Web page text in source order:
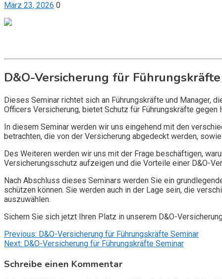
März 23, 2026 0
D&O-Versicherung für
Dieses Seminar richtet sich an Führungskräfte und Manager,
Officers Versicherung, bietet Schutz für Führungskräfte
In diesem Seminar werden wir uns eingehend mit den
betrachten, die von der Versicherung abgedeckt werden,
Des Weiteren werden wir uns mit der Frage beschäftigen,
Versicherungsschutz aufzeigen und die Vorteile einer D&O-
Nach Abschluss dieses Seminars werden Sie ein
schützen können. Sie werden auch in der Lage sein, die
auszuwählen.
Sichern Sie sich jetzt Ihren Platz in unserem D&O-
Beitragsnavigation
Previous: D&O-Versicherung für Führungskräfte Seminar
Next: D&O-Versicherung für Führungskräfte Seminar
Schreibe einen Kommentar